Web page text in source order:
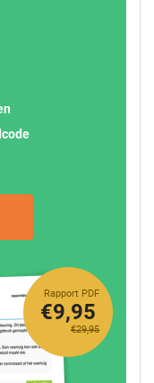
Rapport PDF
€29,95
€9,95